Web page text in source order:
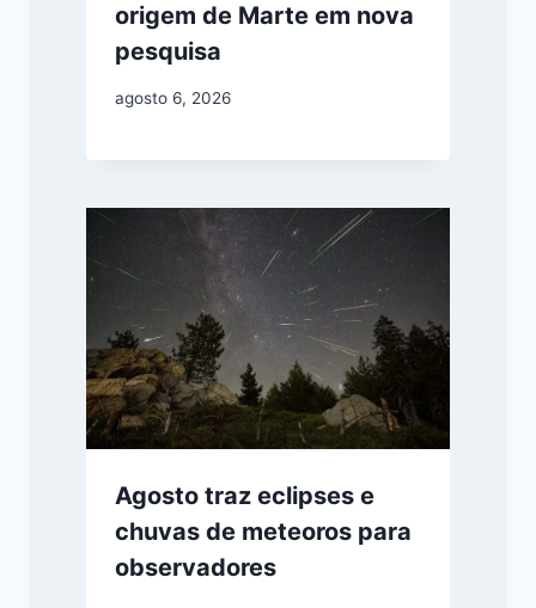
origem de Marte em nova
pesquisa
agosto 6, 2026
Agosto traz eclipses e
chuvas de meteoros para
observadores